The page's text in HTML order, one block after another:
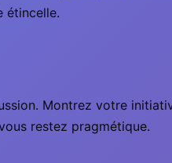
étincelle.
Montrez votre
restez pragmétique.